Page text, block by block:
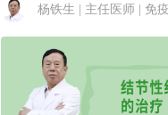
杨铁生 | 主任医师 | 免